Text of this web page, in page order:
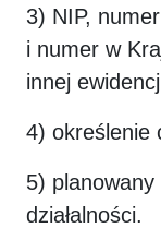
3) NIP,
i numer w
innej
4) określenie
5)
działalności.